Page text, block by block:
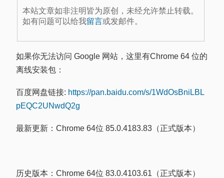
本站文章如非注明皆为原创，未经允许禁止转载。
如有问题可以给我留言或发邮件。
如果你无法访问 Google 网站，这里有Chrome 64 位的
离线安装包：
百度网盘链接: https://pan.baidu.com/s/1WdOsBniLBL
pEQC2UNwdQ2g
最新更新：Chrome 64位 85.0.4183.83（正式版本）
历史版本：Chrome 64位 83.0.4103.61（正式版本）